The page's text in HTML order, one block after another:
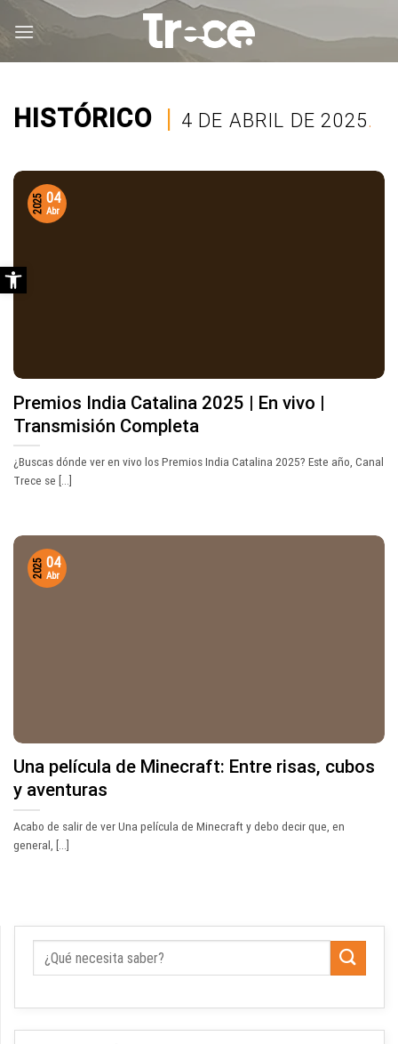
HISTÓRICO | 4 DE ABRIL DE 2025.
Premios India Catalina 2025 | En vivo |
Transmisión Completa
¿Buscas dónde ver en vivo los Premios India Catalina 2025? Este año, Canal
Trece se [...]
04
Abr
2025
Una película de Minecraft: Entre risas, cubos
y aventuras
Acabo de salir de ver Una película de Minecraft y debo decir que, en
general, [...]
04
Abr
2025
Abrir barra de herramientas